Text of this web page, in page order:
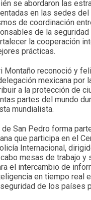
se abordaron las
en las sedes del
de coordinación
de la seguridad
la cooperación
prácticas.
Montaño reconoció y
mexicana por
a la protección de
partes del mundo
mundialista.
San Pedro forma
que participa en el
Internacional,
mesas de trabajo y
el intercambio de
en tiempo real
de los países